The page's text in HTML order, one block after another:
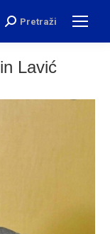
Search:
Pretraži
Lavić